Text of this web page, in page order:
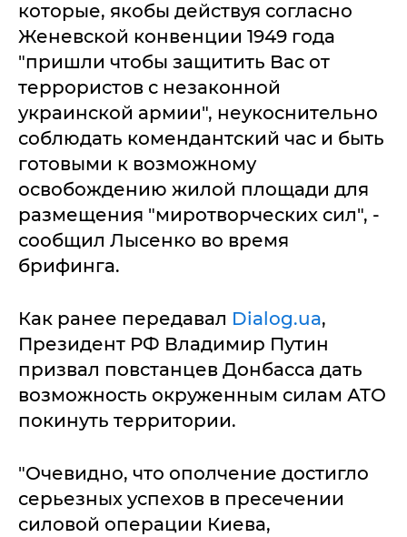
которые, якобы действуя согласно
Женевской конвенции 1949 года
"пришли чтобы защитить Вас от
террористов с незаконной
украинской армии", неукоснительно
соблюдать комендантский час и быть
готовыми к возможному
освобождению жилой площади для
размещения "миротворческих сил", -
сообщил Лысенко во время
брифинга.
Как ранее передавал Dialog.ua,
Президент РФ Владимир Путин
призвал повстанцев Донбасса дать
возможность окруженным силам АТО
покинуть территории.
"Очевидно, что ополчение достигло
серьезных успехов в пресечении
силовой операции Киева,